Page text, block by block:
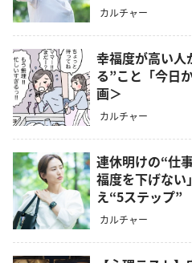
カルチャー
幸福度が高い人
る”こと「今日
画＞
カルチャー
連休明けの“仕
福度を下げない
え“5ステップ”
カルチャー